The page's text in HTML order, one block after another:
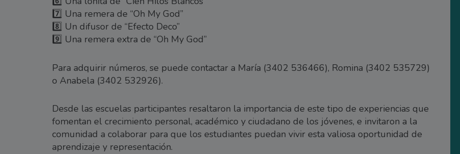
7️⃣ Una remera de “Oh My God”
8️⃣ Un difusor de “Efecto Deco”
9️⃣ Una remera extra de “Oh My God”
Para adquirir números, se puede contactar a María (3402 536466), Romina (3402 535729)
o Anabela (3402 532926).
Desde las escuelas participantes resaltaron la importancia de este tipo de experiencias que
fomentan el crecimiento personal, académico y ciudadano de los jóvenes, e invitaron a la
comunidad a colaborar para que los estudiantes puedan vivir esta valiosa oportunidad de
aprendizaje y representación.